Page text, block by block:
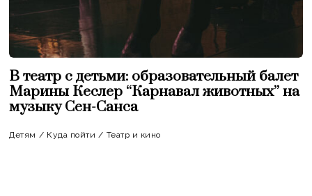
В театр с детьми: образовательный балет
Марины Кеслер “Карнавал животных” на
музыку Сен-Санса
Детям / Куда пойти / Театр и кино